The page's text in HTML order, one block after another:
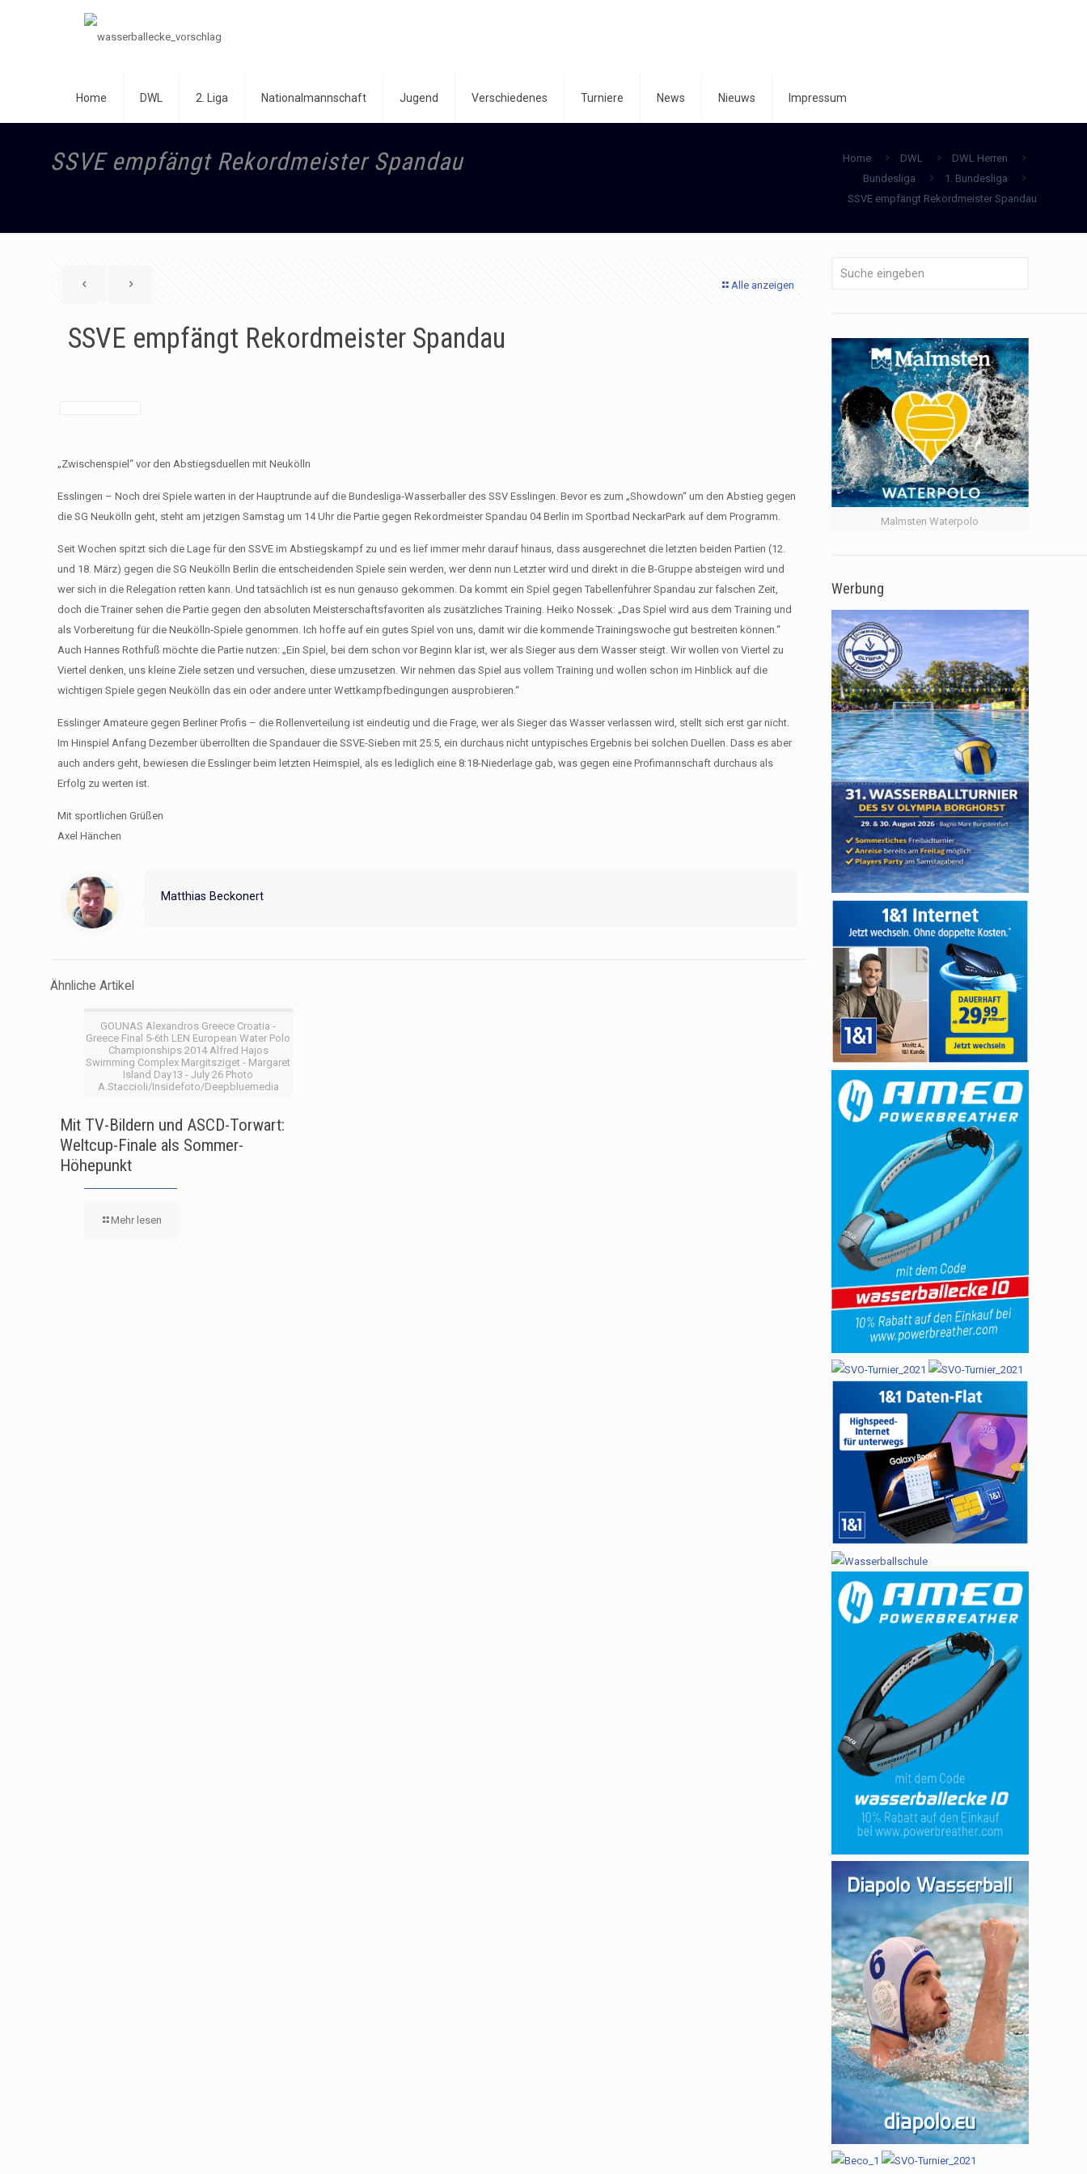
Home DWL 2. Liga Nationalmannschaft Jugend Verschiedenes Turniere News Nieuws Impressum
SSVE empfängt Rekordmeister Spandau Home DWL
DWL Herren
Bundesliga
1. Bundesliga
SSVE empfängt Rekordmeister Spandau
Alle anzeigen
SSVE empfängt Rekordmeister Spandau
„Zwischenspiel“ vor den Abstiegsduellen mit Neukölln
Esslingen – Noch drei Spiele warten in der Hauptrunde auf die Bundesliga-Wasserballer des SSV Esslingen. Bevor es zum „Showdown“ um den Abstieg gegen
die SG Neukölln geht, steht am jetzigen Samstag um 14 Uhr die Partie gegen Rekordmeister Spandau 04 Berlin im Sportbad NeckarPark auf dem Programm.
Seit Wochen spitzt sich die Lage für den SSVE im Abstiegskampf zu und es lief immer mehr darauf hinaus, dass ausgerechnet die letzten beiden Partien (12.
und 18. März) gegen die SG Neukölln Berlin die entscheidenden Spiele sein werden, wer denn nun Letzter wird und direkt in die B-Gruppe absteigen wird und
wer sich in die Relegation retten kann. Und tatsächlich ist es nun genauso gekommen. Da kommt ein Spiel gegen Tabellenführer Spandau zur falschen Zeit,
doch die Trainer sehen die Partie gegen den absoluten Meisterschaftsfavoriten als zusätzliches Training. Heiko Nossek: „Das Spiel wird aus dem Training und
als Vorbereitung für die Neukölln-Spiele genommen. Ich hoffe auf ein gutes Spiel von uns, damit wir die kommende Trainingswoche gut bestreiten können.“
Auch Hannes Rothfuß möchte die Partie nutzen: „Ein Spiel, bei dem schon vor Beginn klar ist, wer als Sieger aus dem Wasser steigt. Wir wollen von Viertel zu
Viertel denken, uns kleine Ziele setzen und versuchen, diese umzusetzen. Wir nehmen das Spiel aus vollem Training und wollen schon im Hinblick auf die
wichtigen Spiele gegen Neukölln das ein oder andere unter Wettkampfbedingungen ausprobieren.“
Esslinger Amateure gegen Berliner Profis – die Rollenverteilung ist eindeutig und die Frage, wer als Sieger das Wasser verlassen wird, stellt sich erst gar nicht.
Im Hinspiel Anfang Dezember überrollten die Spandauer die SSVE-Sieben mit 25:5, ein durchaus nicht untypisches Ergebnis bei solchen Duellen. Dass es aber
auch anders geht, bewiesen die Esslinger beim letzten Heimspiel, als es lediglich eine 8:18-Niederlage gab, was gegen eine Profimannschaft durchaus als
Erfolg zu werten ist.
Mit sportlichen Grüßen
Axel Hänchen
Matthias Beckonert
Ähnliche Artikel
GOUNAS Alexandros Greece Croatia -
Greece Final 5-6th LEN European Water Polo
Championships 2014 Alfred Hajos
Swimming Complex Margitsziget - Margaret
Island Day13 - July 26 Photo
A.Staccioli/Insidefoto/Deepbluemedia
Mit TV-Bildern und ASCD-Torwart:
Weltcup-Finale als Sommer-
Höhepunkt
Mehr lesen
Malmsten Waterpolo
Werbung